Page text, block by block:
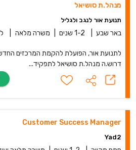
מנהל.ת סושיאל
תנועת אור לנגב ולגליל
באר שבע 1-2 שנים משרה מלאה
לתנועת אור, הפועלת להקמת המרכזים
דרוש.ה מנהל.ת סושיאל לתפקיד...
Customer Success Manager
Yad2